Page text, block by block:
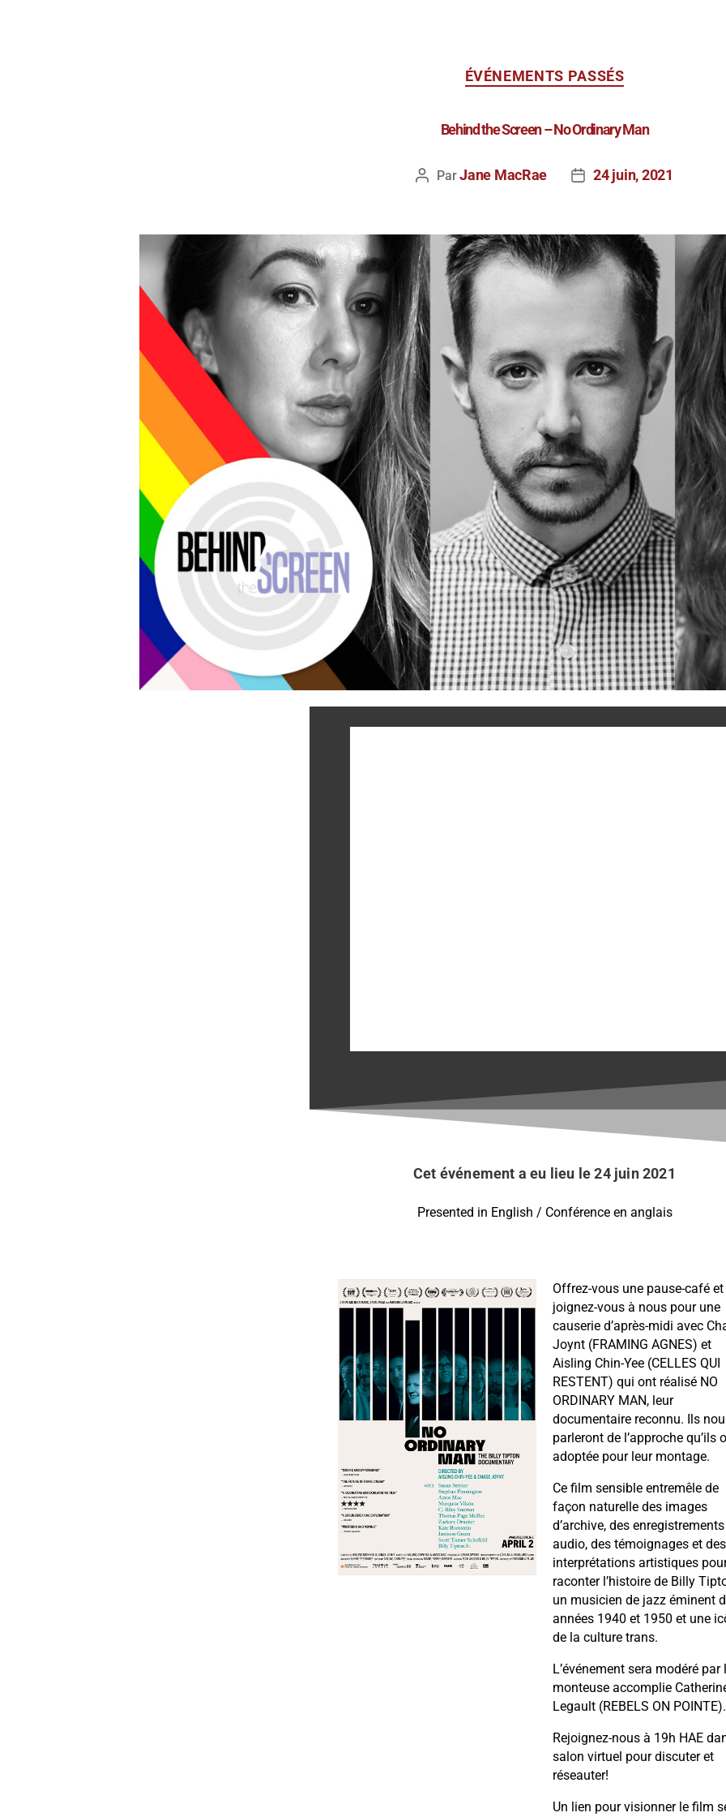
ÉVÉNEMENTS PASSÉS
Behind the Screen – No Ordinary Man
ParJane MacRae 24 juin, 2021
L’Envers de l’écran —
No Ordinary Man
le 24 juin 2021
Cet événement a eu lieu le 24 juin 2021
Presented in English / Conférence en anglais
Offrez-vous une pause-café et
joignez-vous à nous pour une
causerie d’après-midi avec
Joynt (FRAMING AGNES) et
Aisling Chin-Yee (CELLES QUI
RESTENT) qui ont réalisé NO
ORDINARY MAN, leur
documentaire reconnu. Ils
parleront de l’approche qu’ils
adoptée pour leur montage.
Ce film sensible entremêle de
façon naturelle des images
d’archive, des enregistrements
audio, des témoignages et des
interprétations artistiques
raconter l’histoire de Billy
un musicien de jazz éminent
années 1940 et 1950 et une
de la culture trans.
L’événement sera modéré par
monteuse accomplie
Legault (REBELS ON POINTE).
Rejoignez-nous à 19h HAE
salon virtuel pour discuter et
réseauter!
Un lien pour visionner le film